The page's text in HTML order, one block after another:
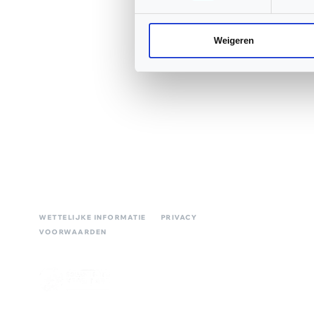
Weigeren
Squash Bond Nederland is niet alleen het verlengstuk van
WETTELIJKE INFORMATIE
PRIVACY
VOORWAARDEN